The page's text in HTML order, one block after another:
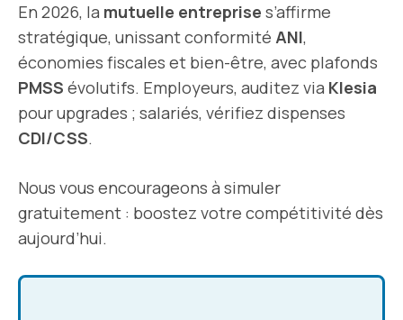
En 2026, la mutuelle entreprise s’affirme
stratégique, unissant conformité ANI,
économies fiscales et bien-être, avec plafonds
PMSS évolutifs. Employeurs, auditez via Klesia
pour upgrades ; salariés, vérifiez dispenses
CDI/CSS.
Nous vous encourageons à simuler
gratuitement : boostez votre compétitivité dès
aujourd’hui.